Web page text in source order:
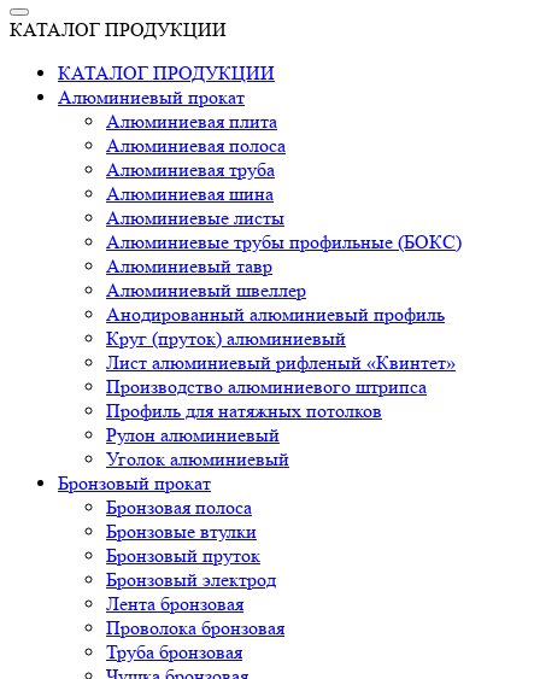
КАТАЛОГ ПРОДУКЦИИ
КАТАЛОГ ПРОДУКЦИИ
Алюминиевый прокат
Алюминиевая плита
Алюминиевая полоса
Алюминиевая труба
Алюминиевая шина
Алюминиевые листы
Алюминиевые трубы профильные (БОКС)
Алюминиевый тавр
Алюминиевый швеллер
Анодированный алюминиевый профиль
Круг (пруток) алюминиевый
Лист алюминиевый рифленый «Квинтет»
Производство алюминиевого штрипса
Профиль для натяжных потолков
Рулон алюминиевый
Уголок алюминиевый
Бронзовый прокат
Бронзовая полоса
Бронзовые втулки
Бронзовый пруток
Бронзовый электрод
Лента бронзовая
Проволока бронзовая
Труба бронзовая